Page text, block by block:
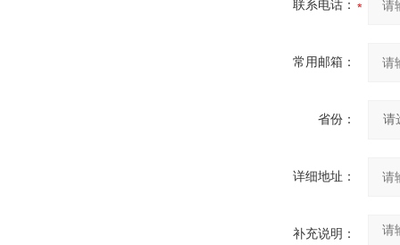
联系电话：
常用邮箱：
省份：
详细地址：
补充说明：